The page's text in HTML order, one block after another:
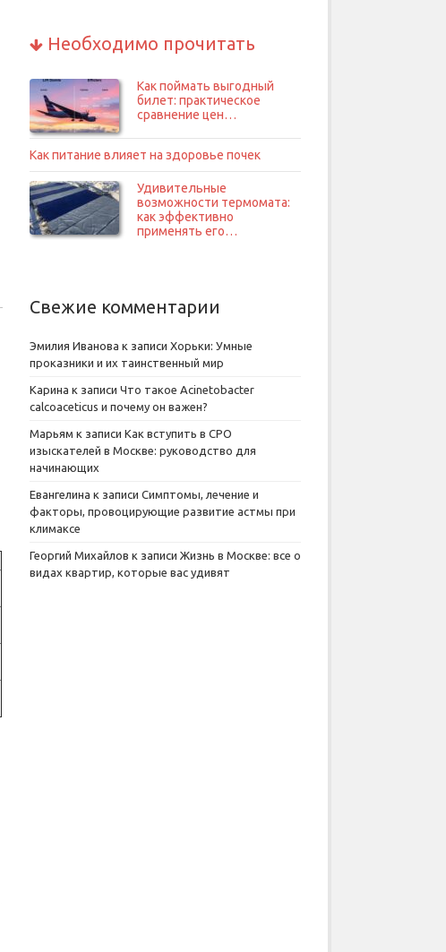
Необходимо прочитать
Как поймать выгодный
билет: практическое
сравнение цен…
Как питание влияет на здоровье почек
Удивительные
возможности термомата:
как эффективно
применять его…
Свежие комментарии
Эмилия Иванова к записи Хорьки: Умные
проказники и их таинственный мир
Карина к записи Что такое Acinetobacter
calcoaceticus и почему он важен?
Марьям к записи Как вступить в СРО
изыскателей в Москве: руководство для
начинающих
Евангелина к записи Симптомы, лечение и
факторы, провоцирующие развитие астмы при
климаксе
Георгий Михайлов к записи Жизнь в Москве: все о
видах квартир, которые вас удивят